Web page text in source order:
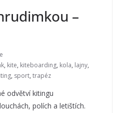
–
, kite, kiteboarding, kola, lajny,
, sport, trapéz
odvětví kitingu
polích a letištích.